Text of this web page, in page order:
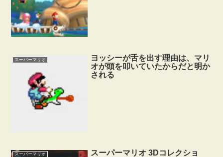
スーパーマリオ
ヨッシーが舌を出す理由は、マリ
オが頭を叩いていたからだと明か
される
スーパーマリオ
スーパーマリオ 3Dコレクショ